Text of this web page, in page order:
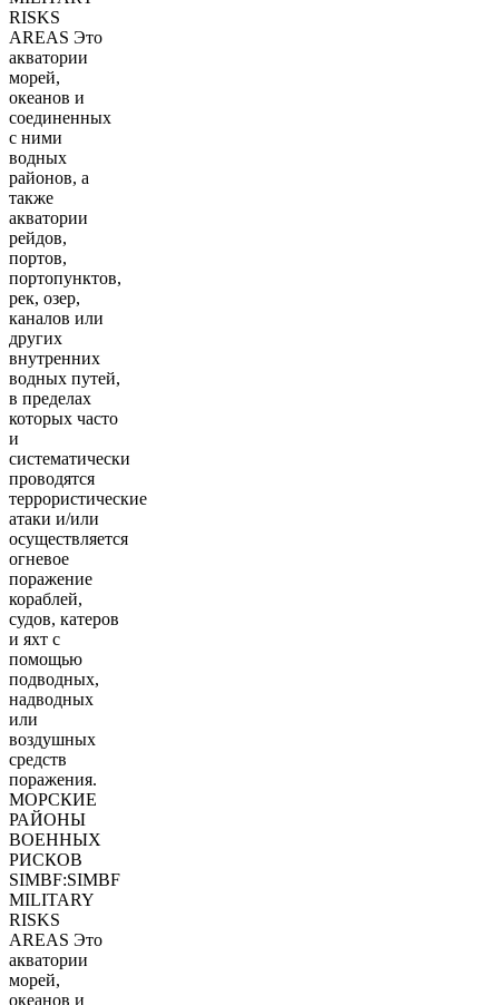
RISKS
AREAS Это
акватории
морей,
океанов и
соединенных
с ними
водных
районов, а
также
акватории
рейдов,
портов,
портопунктов,
рек, озер,
каналов или
других
внутренних
водных путей,
в пределах
которых часто
и
систематически
проводятся
террористические
атаки и/или
осуществляется
огневое
поражение
кораблей,
судов, катеров
и яхт с
помощью
подводных,
надводных
или
воздушных
средств
поражения.
МОРСКИЕ
РАЙОНЫ
ВОЕННЫХ
РИСКОВ
SIMBF:SIMBF
MILITARY
RISKS
AREAS Это
акватории
морей,
океанов и